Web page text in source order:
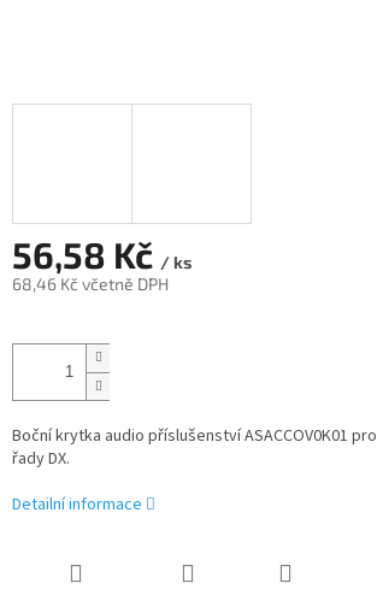
56,58 Kč / ks
68,46 Kč včetně DPH
cena:
Boční krytka audio příslušenství ASACCOV0K01 pro
řady DX.
Detailní informace